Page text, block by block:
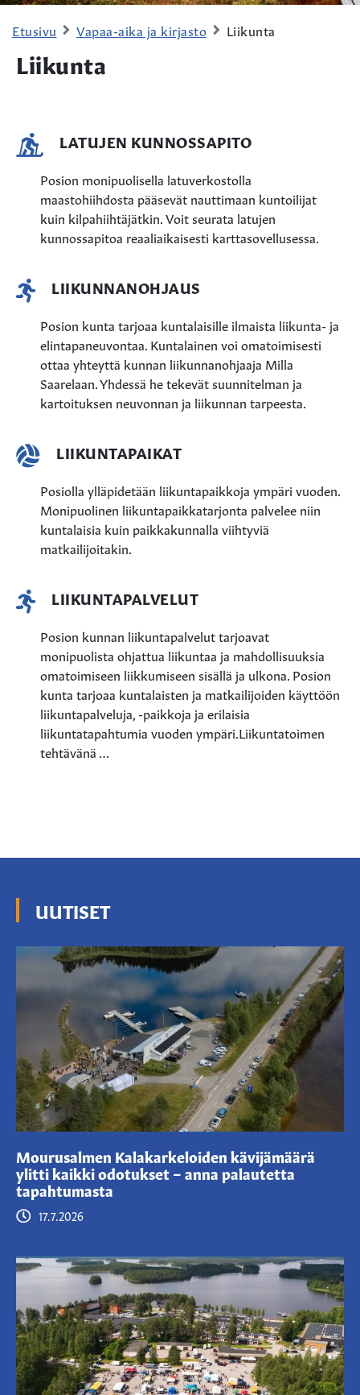
Etusivu Vapaa-aika ja kirjasto Liikunta
Liikunta
LATUJEN KUNNOSSAPITO
Posion monipuolisella latuverkostolla
maastohiihdosta pääsevät nauttimaan kuntoilijat
kuin kilpahiihtäjätkin. Voit seurata latujen
kunnossapitoa reaaliaikaisesti karttasovellusessa.
LIIKUNNANOHJAUS
Posion kunta tarjoaa kuntalaisille ilmaista liikunta- ja
elintapaneuvontaa. Kuntalainen voi omatoimisesti
ottaa yhteyttä kunnan liikunnanohjaaja Milla
Saarelaan. Yhdessä he tekevät suunnitelman ja
kartoituksen neuvonnan ja liikunnan tarpeesta.
LIIKUNTAPAIKAT
Posiolla ylläpidetään liikuntapaikkoja ympäri vuoden.
Monipuolinen liikuntapaikkatarjonta palvelee niin
kuntalaisia kuin paikkakunnalla viihtyviä
matkailijoitakin.
LIIKUNTAPALVELUT
Posion kunnan liikuntapalvelut tarjoavat
monipuolista ohjattua liikuntaa ja mahdollisuuksia
omatoimiseen liikkumiseen sisällä ja ulkona. Posion
kunta tarjoaa kuntalaisten ja matkailijoiden käyttöön
liikuntapalveluja, -paikkoja ja erilaisia
liikuntatapahtumia vuoden ympäri.Liikuntatoimen
tehtävänä …
UUTISET
17.7.2026
Mourusalmen Kalakarkeloiden kävijämäärä
ylitti kaikki odotukset – anna palautetta
tapahtumasta